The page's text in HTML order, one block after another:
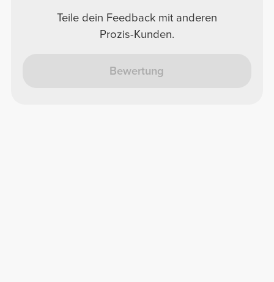
Teile dein Feedback mit anderen
Prozis-Kunden.
Bewertung